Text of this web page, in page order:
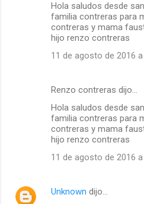
Hola saludos desde
familia contreras para
contreras y mama
hijo renzo contreras
11 de agosto de 2016 a
Renzo contreras dijo…
Hola saludos desde
familia contreras para
contreras y mama
hijo renzo contreras
11 de agosto de 2016 a
Unknown dijo…